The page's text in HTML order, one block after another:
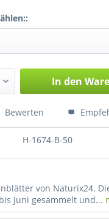
In den
Bewerten
H-1674-B-50
von Naturix24.
Juni gesammelt und...